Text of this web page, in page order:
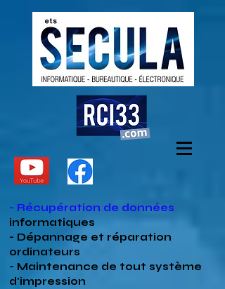
- Récupération de données
informatiques
- Dépannage et réparation
ordinateurs
- Maintenance de tout système
d'impression